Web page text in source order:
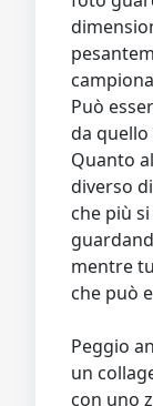
Può
da quello
Quanto
diverso
che più
mentre
che può
Peggio
un
con uno